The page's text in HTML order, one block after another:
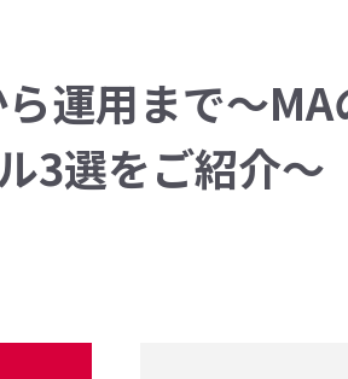
運用まで〜
3選をご紹介〜